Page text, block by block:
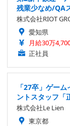
残業少なめ/QA
株式会社RIOT
愛知県
月給30万
正社員
「27卒」ゲー
ントスタッフ「
株式会社Le Lien
東京都